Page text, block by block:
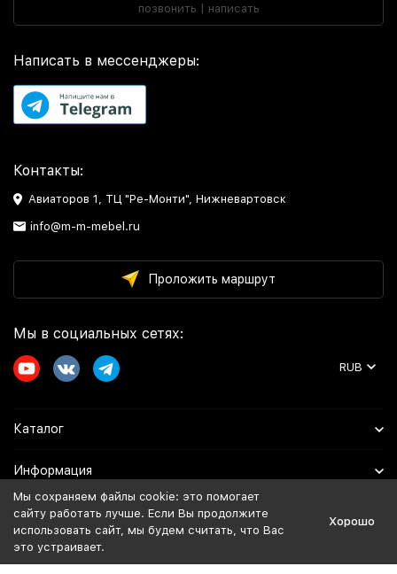
позвонить | написать
Написать в мессенджеры:
Контакты:
Авиаторов 1, ТЦ "Ре-Монти", Нижневартовск
info@m-m-mebel.ru
Проложить маршрут
Мы в социальных сетях:
RUB
Каталог
Информация
Помощь
Политика персональных данных
Мы сохраняем файлы cookie: это помогает
сайту работать лучше. Если Вы продолжите
использовать сайт, мы будем считать, что Вас
это устраивает.
Хорошо